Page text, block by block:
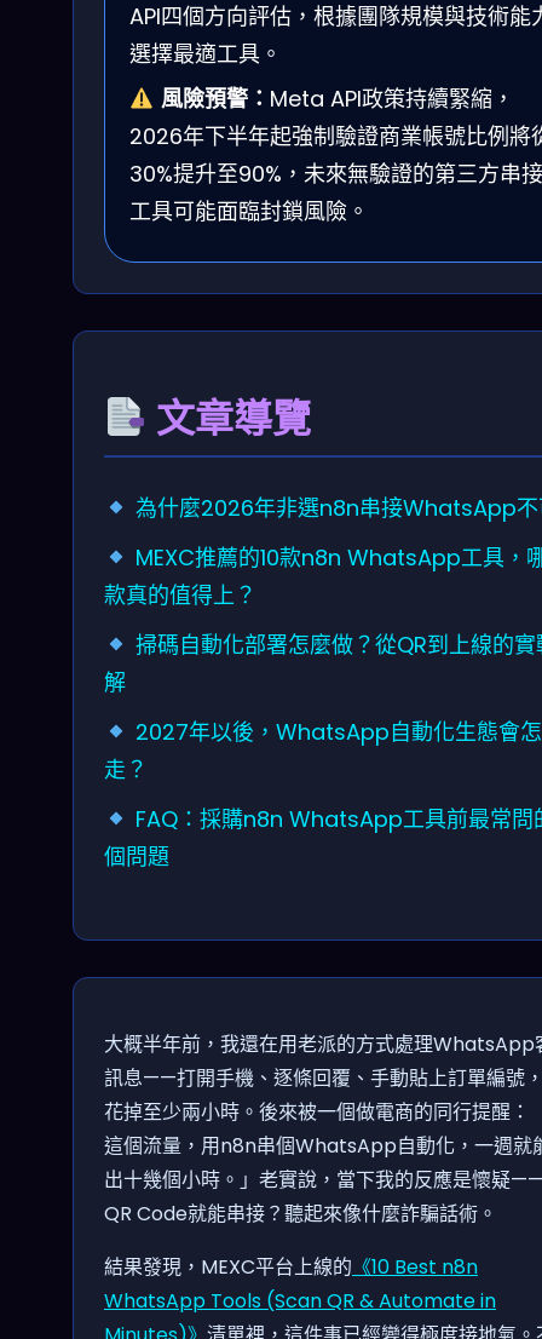
API四個方向評估，根據團隊規模與技術能
選擇最適工具。
風險預警： Meta API政策持續緊縮，
2026年下半年起強制驗證商業帳號比例將
30%提升至90%，未來無驗證的第三方串接
工具可能面臨封鎖風險。
文章導覽
為什麼2026年非選n8n串接WhatsApp不
MEXC推薦的10款n8n WhatsApp工具，
款真的值得上？
掃碼自動化部署怎麼做？從QR到上線的實
解
2027年以後，WhatsApp自動化生態會
走？
FAQ：採購n8n WhatsApp工具前最常問
個問題
大概半年前，我還在用老派的方式處理WhatsApp
訊息——打開手機、逐條回覆、手動貼上訂單編號
花掉至少兩小時。後來被一個做電商的同行提醒：
這個流量，用n8n串個WhatsApp自動化，一週就
出十幾個小時。」老實說，當下我的反應是懷疑
QR Code就能串接？聽起來像什麼詐騙話術。
結果發現，MEXC平台上線的 《10 Best n8n
WhatsApp Tools (Scan QR & Automate in